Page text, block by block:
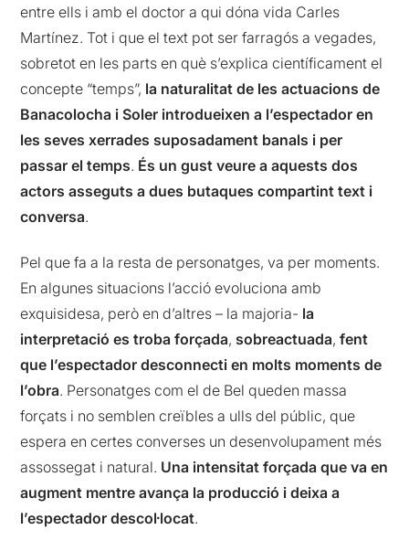
entre ells i amb el doctor a qui dóna vida Carles
Martínez. Tot i que el text pot ser farragós a vegades,
sobretot en les parts en què s’explica científicament el
concepte “temps”, la naturalitat de les actuacions de
Banacolocha i Soler introdueixen a l’espectador en
les seves xerrades suposadament banals i per
passar el temps. És un gust veure a aquests dos
actors asseguts a dues butaques compartint text i
conversa.
Pel que fa a la resta de personatges, va per moments.
En algunes situacions l’acció evoluciona amb
exquisidesa, però en d’altres – la majoria- la
interpretació es troba forçada, sobreactuada,fent
que l’espectador desconnecti en molts moments de
l’obra. Personatges com el de Bel queden massa
forçats i no semblen creïbles a ulls del públic, que
espera en certes converses un desenvolupament més
assossegat i natural. Una intensitat forçada que va en
augment mentre avança la producció i deixa a
l’espectador descol·locat.